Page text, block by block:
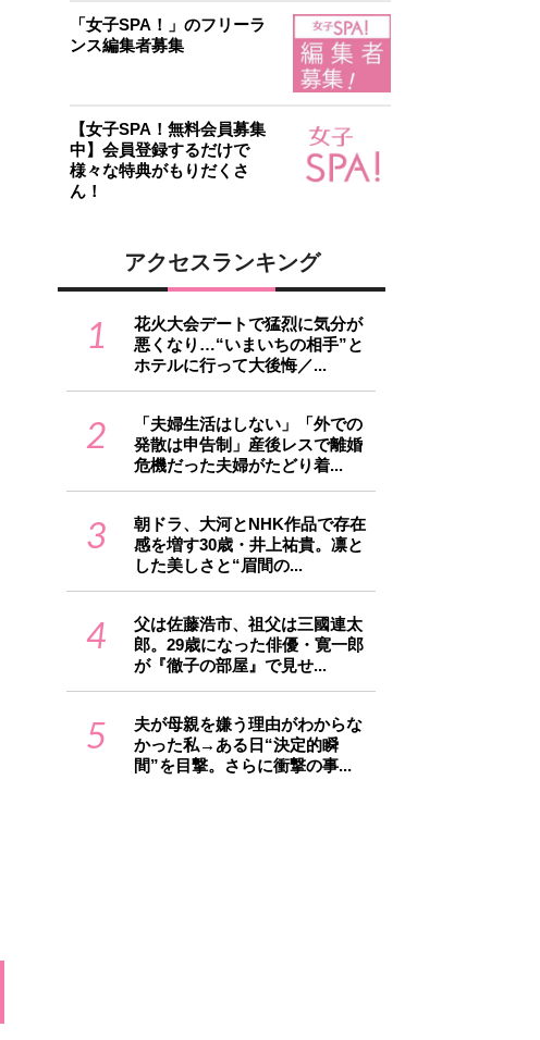
「女子SPA！」のフリーラ
ンス編集者募集
【女子SPA！無料会員募集
中】会員登録するだけで
様々な特典がもりだくさ
ん！
アクセスランキング
1
花火大会デートで猛烈に気分が
悪くなり…“いまいちの相手”と
ホテルに行って大後悔／...
2
「夫婦生活はしない」「外での
発散は申告制」産後レスで離婚
危機だった夫婦がたどり着...
3
朝ドラ、大河とNHK作品で存在
感を増す30歳・井上祐貴。凛と
した美しさと“眉間の...
4
父は佐藤浩市、祖父は三國連太
郎。29歳になった俳優・寛一郎
が『徹子の部屋』で見せ...
5
夫が母親を嫌う理由がわからな
かった私→ある日“決定的瞬
間”を目撃。さらに衝撃の事...